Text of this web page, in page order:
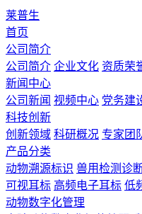
莱普生
首页
公司简介
公司简介 企业文化 资质荣
新闻中心
公司新闻 视频中心 党务建
科技创新
创新领域 科研概况 专家团
产品分类
动物溯源标识 兽用检测诊
可视耳标 高频电子耳标 低
动物数字化管理